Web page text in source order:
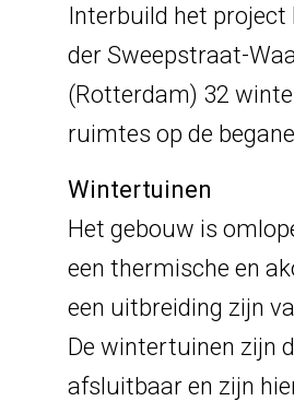
Interbuild het project
der Sweepstraat-
(Rotterdam) 32
ruimtes op de
Wintertuinen
Het gebouw is
een thermische en
een uitbreiding zijn
De wintertuinen zijn
afsluitbaar en zijn